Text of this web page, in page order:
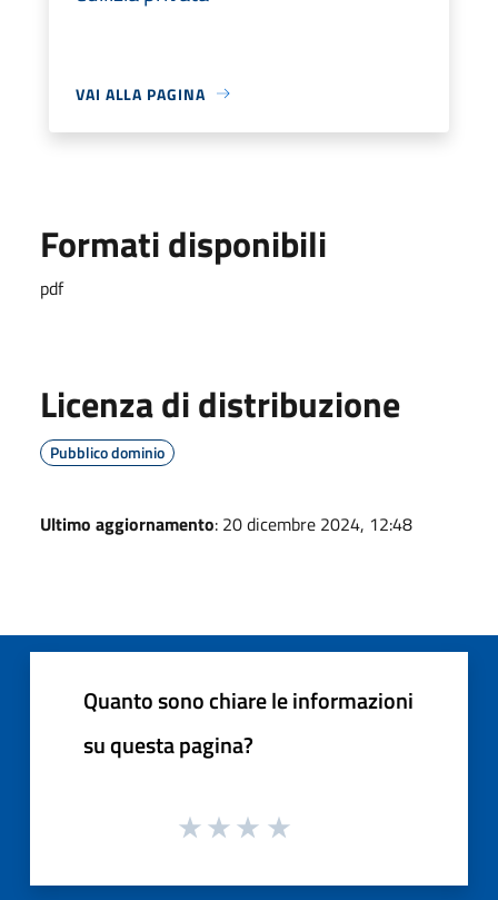
VAI ALLA PAGINA
Formati disponibili
pdf
Licenza di distribuzione
Pubblico dominio
Ultimo aggiornamento: 20 dicembre 2024, 12:48
Quanto sono chiare le informazioni
su questa pagina?